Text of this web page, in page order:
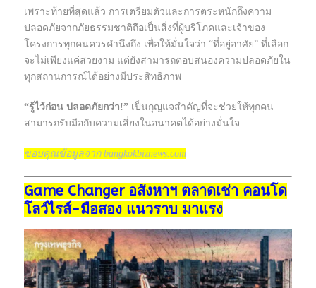
เพราะท้ายที่สุดแล้ว การเตรียมตัวและการตระหนักถึงความ
ปลอดภัยจากภัยธรรมชาติถือเป็นสิ่งที่ผู้บริโภคและเจ้าของ
โครงการทุกคนควรคำนึงถึง เพื่อให้มั่นใจว่า “ที่อยู่อาศัย” ที่เลือก
จะไม่เพียงแค่สวยงาม แต่ยังสามารถตอบสนองความปลอดภัยใน
ทุกสถานการณ์ได้อย่างมีประสิทธิภาพ
“รู้ไว้ก่อน ปลอดภัยกว่า!” เป็นกุญแจสำคัญที่จะช่วยให้ทุกคน
สามารถรับมือกับความเสี่ยงในอนาคตได้อย่างมั่นใจ
ขอบคุณข้อมูลจาก bangkokbiznews.com
Game Changer อสังหาฯ ตลาดเช่า คอนโด
โลว์ไรส์-มือสอง แนวราบ มาแรง